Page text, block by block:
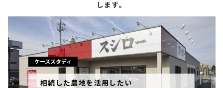
します。
ケーススタディ
相続した農地を活用したい